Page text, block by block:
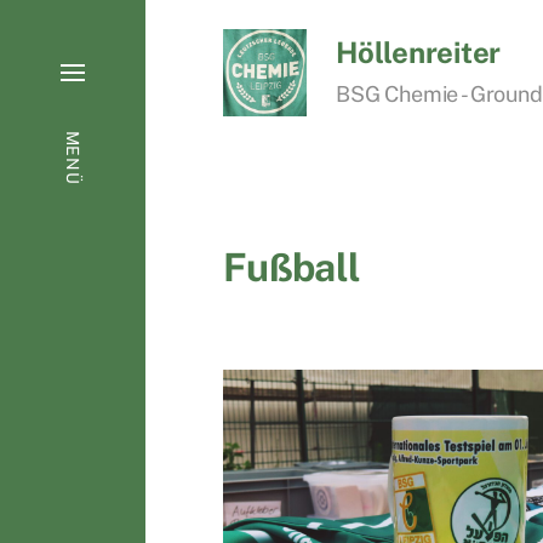
MENÜ
Höllenreiter
BSG Chemie -
Fußball